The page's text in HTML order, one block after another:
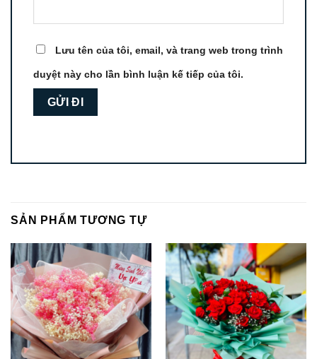
Lưu tên của tôi, email, và trang web trong trình
duyệt này cho lần bình luận kế tiếp của tôi.
SẢN PHẨM TƯƠNG TỰ